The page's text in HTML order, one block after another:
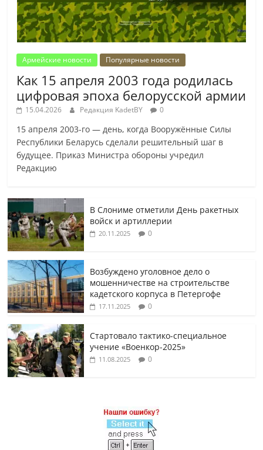
Армейские новости Популярные новости
Как 15 апреля 2003 года родилась
цифровая эпоха белорусской армии
15.04.2026 Редакция KadetBY 0
15 апреля 2003-го — день, когда Вооружённые Силы
Республики Беларусь сделали решительный шаг в
будущее. Приказ Министра обороны учредил
Редакцию
В Слониме отметили День ракетных
войск и артиллерии
20.11.2025 0
Возбуждено уголовное дело о
мошенничестве на строительстве
кадетского корпуса в Петергофе
17.11.2025 0
Стартовало тактико-специальное
учение «Военкор-2025»
11.08.2025 0